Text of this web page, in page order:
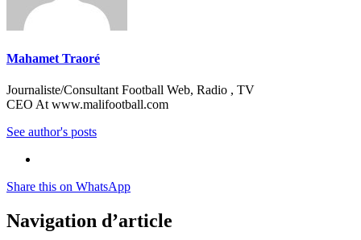
Mahamet Traoré
Journaliste/Consultant Football Web, Radio , TV
CEO At www.malifootball.com
See author's posts
Share this on WhatsApp
Navigation d’article